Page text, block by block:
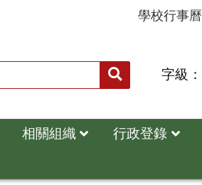
學校行事曆
送出 字級：
相關組織 行政登錄